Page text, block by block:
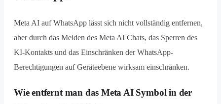
Meta AI auf WhatsApp lässt sich nicht vollständig entfernen,
aber durch das Meiden des Meta AI Chats, das Sperren des
KI-Kontakts und das Einschränken der WhatsApp-
Berechtigungen auf Geräteebene wirksam einschränken.
Wie entfernt man das Meta AI Symbol in der